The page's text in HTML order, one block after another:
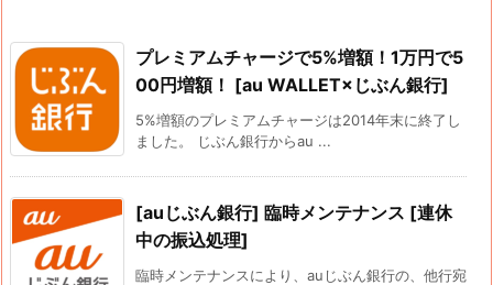
プレミアムチャージで5%増額！1万円で5
00円増額！ [au WALLET×じぶん銀行]
5%増額のプレミアムチャージは2014年末に終了し
ました。 じぶん銀行からau ...
[auじぶん銀行] 臨時メンテナンス [連休
中の振込処理]
臨時メンテナンスにより、auじぶん銀行の、他行宛